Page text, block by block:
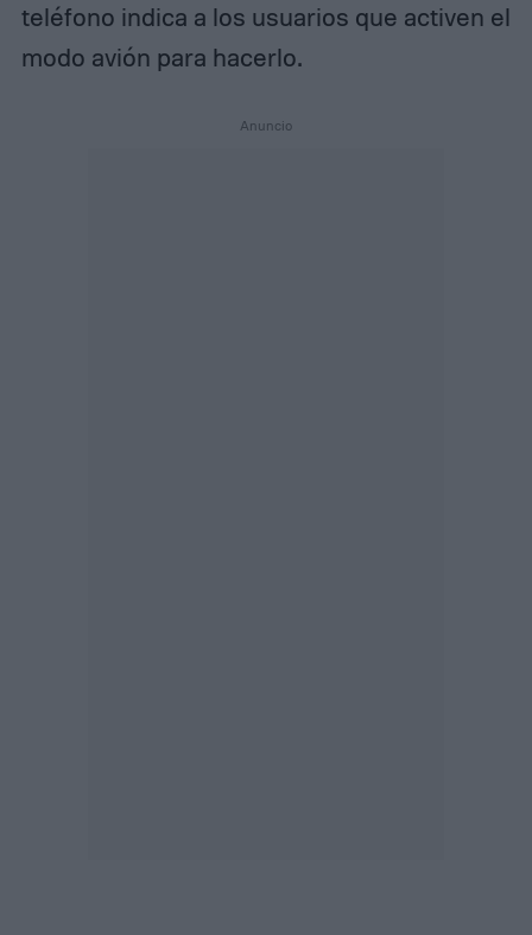
teléfono indica a los usuarios que activen el
modo avión para hacerlo.